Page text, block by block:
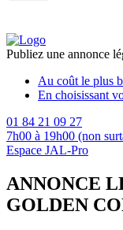
Publiez une annonce
Au coût le plus
En choisissant
01 84 21 09 27
7h00 à 19h00 (non
Espace JAL-Pro
ANNONCE
GOLDEN